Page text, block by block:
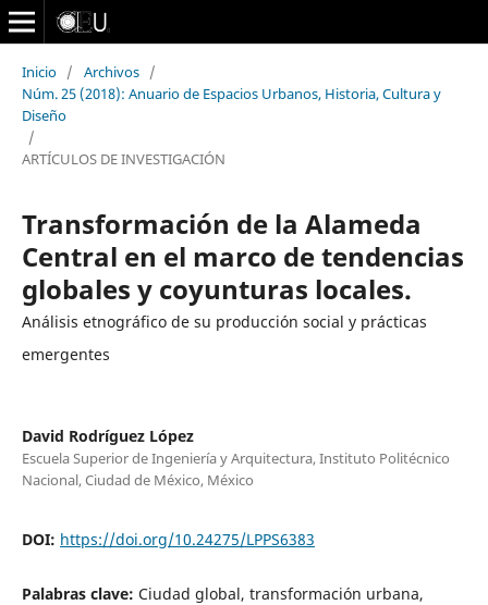
Inicio / Archivos /
Núm. 25 (2018): Anuario de Espacios Urbanos, Historia, Cultura y
Diseño
/
ARTÍCULOS DE INVESTIGACIÓN
Transformación de la Alameda
Central en el marco de tendencias
globales y coyunturas locales.
Análisis etnográfico de su producción social y prácticas
emergentes
David Rodríguez López
Escuela Superior de Ingeniería y Arquitectura, Instituto Politécnico
Nacional, Ciudad de México, México
DOI: https://doi.org/10.24275/LPPS6383
Palabras clave: Ciudad global, transformación urbana,